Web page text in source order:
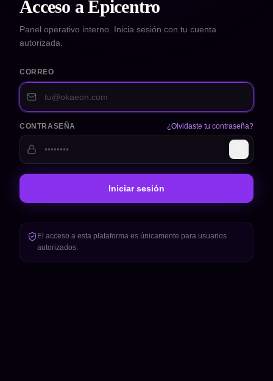
Acceso a Epicentro
Panel operativo interno. Inicia sesión con tu cuenta
autorizada.
CORREO
CONTRASEÑA ¿Olvidaste tu contraseña?
Iniciar sesión
El acceso a esta plataforma es únicamente para usuarios
autorizados.